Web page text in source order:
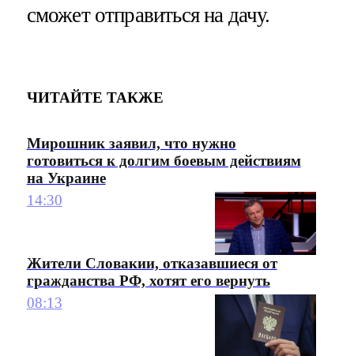
сможет отправиться на дачу.
ЧИТАЙТЕ ТАКЖЕ
Мирошник заявил, что нужно
готовиться к долгим боевым действиям
на Украине
14:30
Жители Словакии, отказавшиеся от
гражданства РФ, хотят его вернуть
08:13